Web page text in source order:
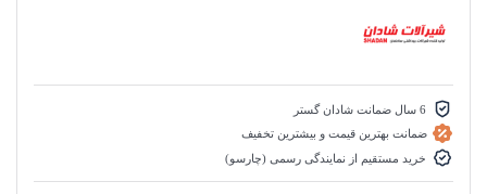
6 سال ضمانت شادان گستر
ضمانت بهترین قیمت و بیشترین تخفیف
خرید مستقیم از نمایندگی رسمی (چارسو)